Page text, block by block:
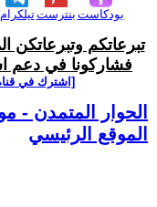
تيلكرامبنترست بودكاست
تبرعاتكم وتبرعاتكن
فشاركونا في دعم
[اشترك في
الحوار المتمدن -
الموقع الرئيسي